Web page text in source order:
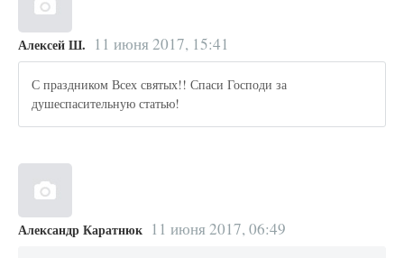
Алексей Ш. 11 июня 2017, 15:41
С праздником Всех святых!! Спаси Господи за
душеспасительную статью!
Александр Каратнюк 11 июня 2017, 06:49